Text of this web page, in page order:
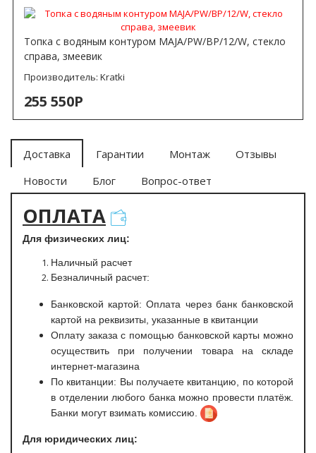
Топка с водяным контуром MAJA/PW/BP/12/W, стекло
справа, змеевик
Производитель: Kratki
255 550Р
Доставка Гарантии Монтаж
Отзывы
Новости
Блог Вопрос-ответ
ОПЛАТА
Для физических лиц:
Наличный расчет
Безналичный расчет:
Банковской картой: Оплата через банк банковской
картой на реквизиты, указанные в квитанции
Оплату заказа с помощью банковской карты можно
осуществить при получении товара на складе
интернет-магазина
По квитанции: Вы получаете квитанцию, по которой
в отделении любого банка можно провести платёж.
Банки могут взимать комиссию.
Для юридических лиц: